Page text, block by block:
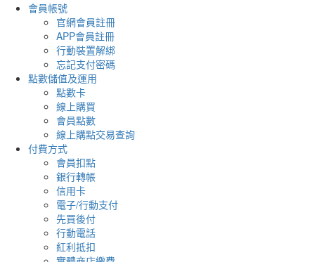
會員帳號
官網會員註冊
APP會員註冊
行動裝置解綁
忘記支付密碼
點數儲值及運用
點數卡
線上購買
會員點數
線上購點交易查詢
付費方式
會員扣點
銀行轉帳
信用卡
電子/行動支付
先買後付
行動電話
紅利抵扣